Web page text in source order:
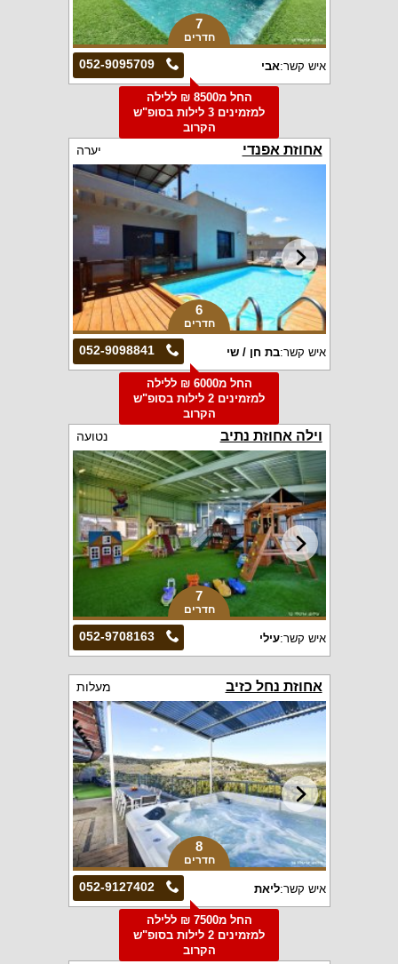
7
חדרים
052-9095709 איש קשר:אבי
החל מ8500 ₪ ללילה
למזמינים 3 לילות בסופ"ש
הקרוב
אחוזת אפנדי יערה
6
חדרים
052-9098841 איש קשר:בת חן / שי
החל מ6000 ₪ ללילה
למזמינים 2 לילות בסופ"ש
הקרוב
וילה אחוזת נתיב נטועה
7
חדרים
052-9708163 איש קשר:עילי
אחוזת נחל כזיב מעלות
8
חדרים
052-9127402 איש קשר:ליאת
החל מ7500 ₪ ללילה
למזמינים 2 לילות בסופ"ש
הקרוב